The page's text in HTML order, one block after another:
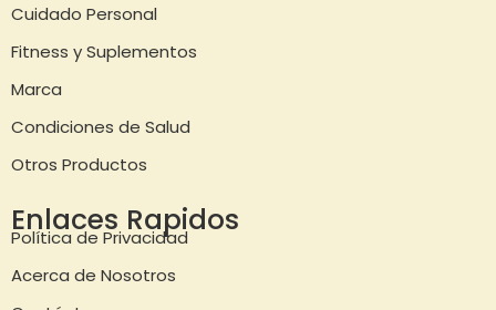
Cuidado Personal
Fitness y Suplementos
Marca
Condiciones de Salud
Otros Productos
Enlaces Rapidos
Política de Privacidad
Acerca de Nosotros